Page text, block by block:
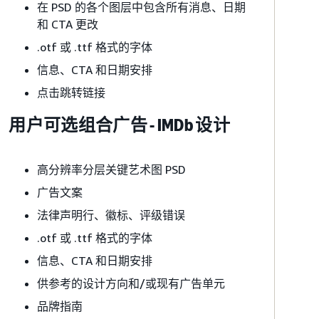
在 PSD 的各个图层中包含所有消息、日期
和 CTA 更改
.otf 或 .ttf 格式的字体
信息、CTA 和日期安排
点击跳转链接
用户可选组合广告 - IMDb 设计
高分辨率分层关键艺术图 PSD
广告文案
法律声明行、徽标、评级错误
.otf 或 .ttf 格式的字体
信息、CTA 和日期安排
供参考的设计方向和/或现有广告单元
品牌指南